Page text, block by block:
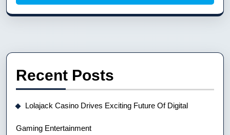
Recent Posts
Lolajack Casino Drives Exciting Future Of Digital
Gaming Entertainment